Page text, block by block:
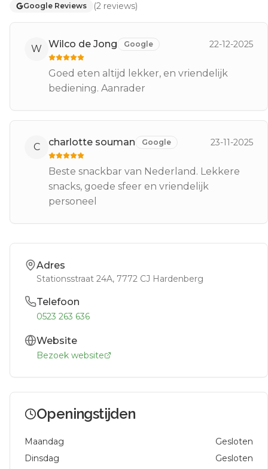
Google Reviews (2 reviews)
W Wilco de Jong Google 22-12-2025
Goed eten altijd lekker, en vriendelijk
bediening. Aanrader
C charlotte souman Google 23-11-2025
Beste snackbar van Nederland. Lekkere
snacks, goede sfeer en vriendelijk
personeel
Adres
Stationsstraat 24A, 7772 CJ Hardenberg
Telefoon
0523 263 636
Website
Bezoek website
Openingstijden
Maandag
Gesloten
Dinsdag
Gesloten